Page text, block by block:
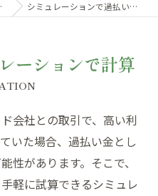
務所 シミュレーションで過払い金を計算
ーションで計算
会社との取引で、高い利
いた場合、過払い金とし
性があります。そこで、
軽に試算できるシミュレ